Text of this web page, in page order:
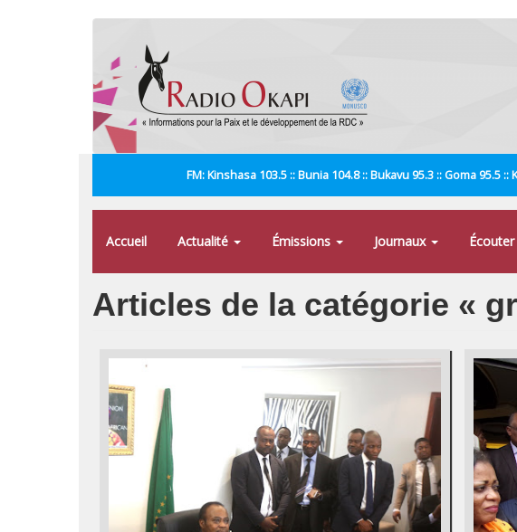
FM: Kinshasa 103.5 :: Bunia 104.8 :: Bukavu 95.3 :: Goma 95.5
Accueil Actualité Émissions Journaux
Articles de la catégorie «